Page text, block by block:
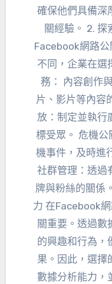
確保他們具備深
關經驗。 2. 探
Facebook網路
不同，企業在選
務： 內容創作
片、影片等內容
放：制定並執行
標受眾。 危機
機事件，及時進
社群管理：透過
牌與粉絲的關係
力 在Facebook
關重要。透過數
的興趣和行為，
果。因此，選擇
數據分析能力，